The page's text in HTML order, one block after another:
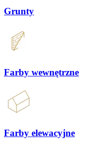
Grunty
Farby wewnętrzne
Farby elewacyjne